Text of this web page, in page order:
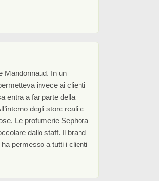
Mandonnaud. In un
invece ai clienti
entra a far parte della
degli store reali e
Le profumerie Sephora
dallo staff. Il brand
permesso a tutti i clienti